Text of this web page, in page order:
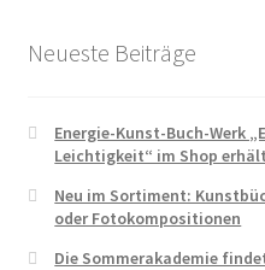
Neueste Beiträge
Energie-Kunst-Buch-Werk
Leichtigkeit“ im Shop
Neu im Sortiment:
oder Fotokompositionen
Die Sommerakademie